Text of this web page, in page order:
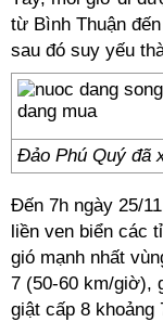
từ Bình Thuận
sau đó suy yếu
Đảo Phú Quý đã
Đến 7h ngày 25/
liền ven biển các
gió mạnh nhất
7 (50-60 km/giờ),
giật cấp 8